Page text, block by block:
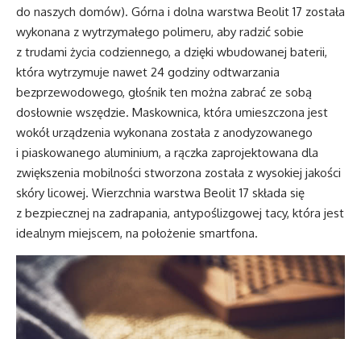
do naszych domów). Górna i dolna warstwa Beolit 17 została
wykonana z wytrzymałego polimeru, aby radzić sobie
z trudami życia codziennego, a dzięki wbudowanej baterii,
która wytrzymuje nawet 24 godziny odtwarzania
bezprzewodowego, głośnik ten można zabrać ze sobą
dosłownie wszędzie. Maskownica, która umieszczona jest
wokół urządzenia wykonana została z anodyzowanego
i piaskowanego aluminium, a rączka zaprojektowana dla
zwiększenia mobilności stworzona została z wysokiej jakości
skóry licowej. Wierzchnia warstwa Beolit 17 składa się
z bezpiecznej na zadrapania, antypoślizgowej tacy, która jest
idealnym miejscem, na położenie smartfona.